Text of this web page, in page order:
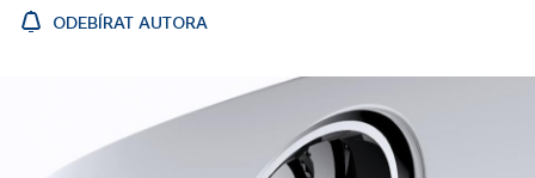
ODEBÍRAT AUTORA